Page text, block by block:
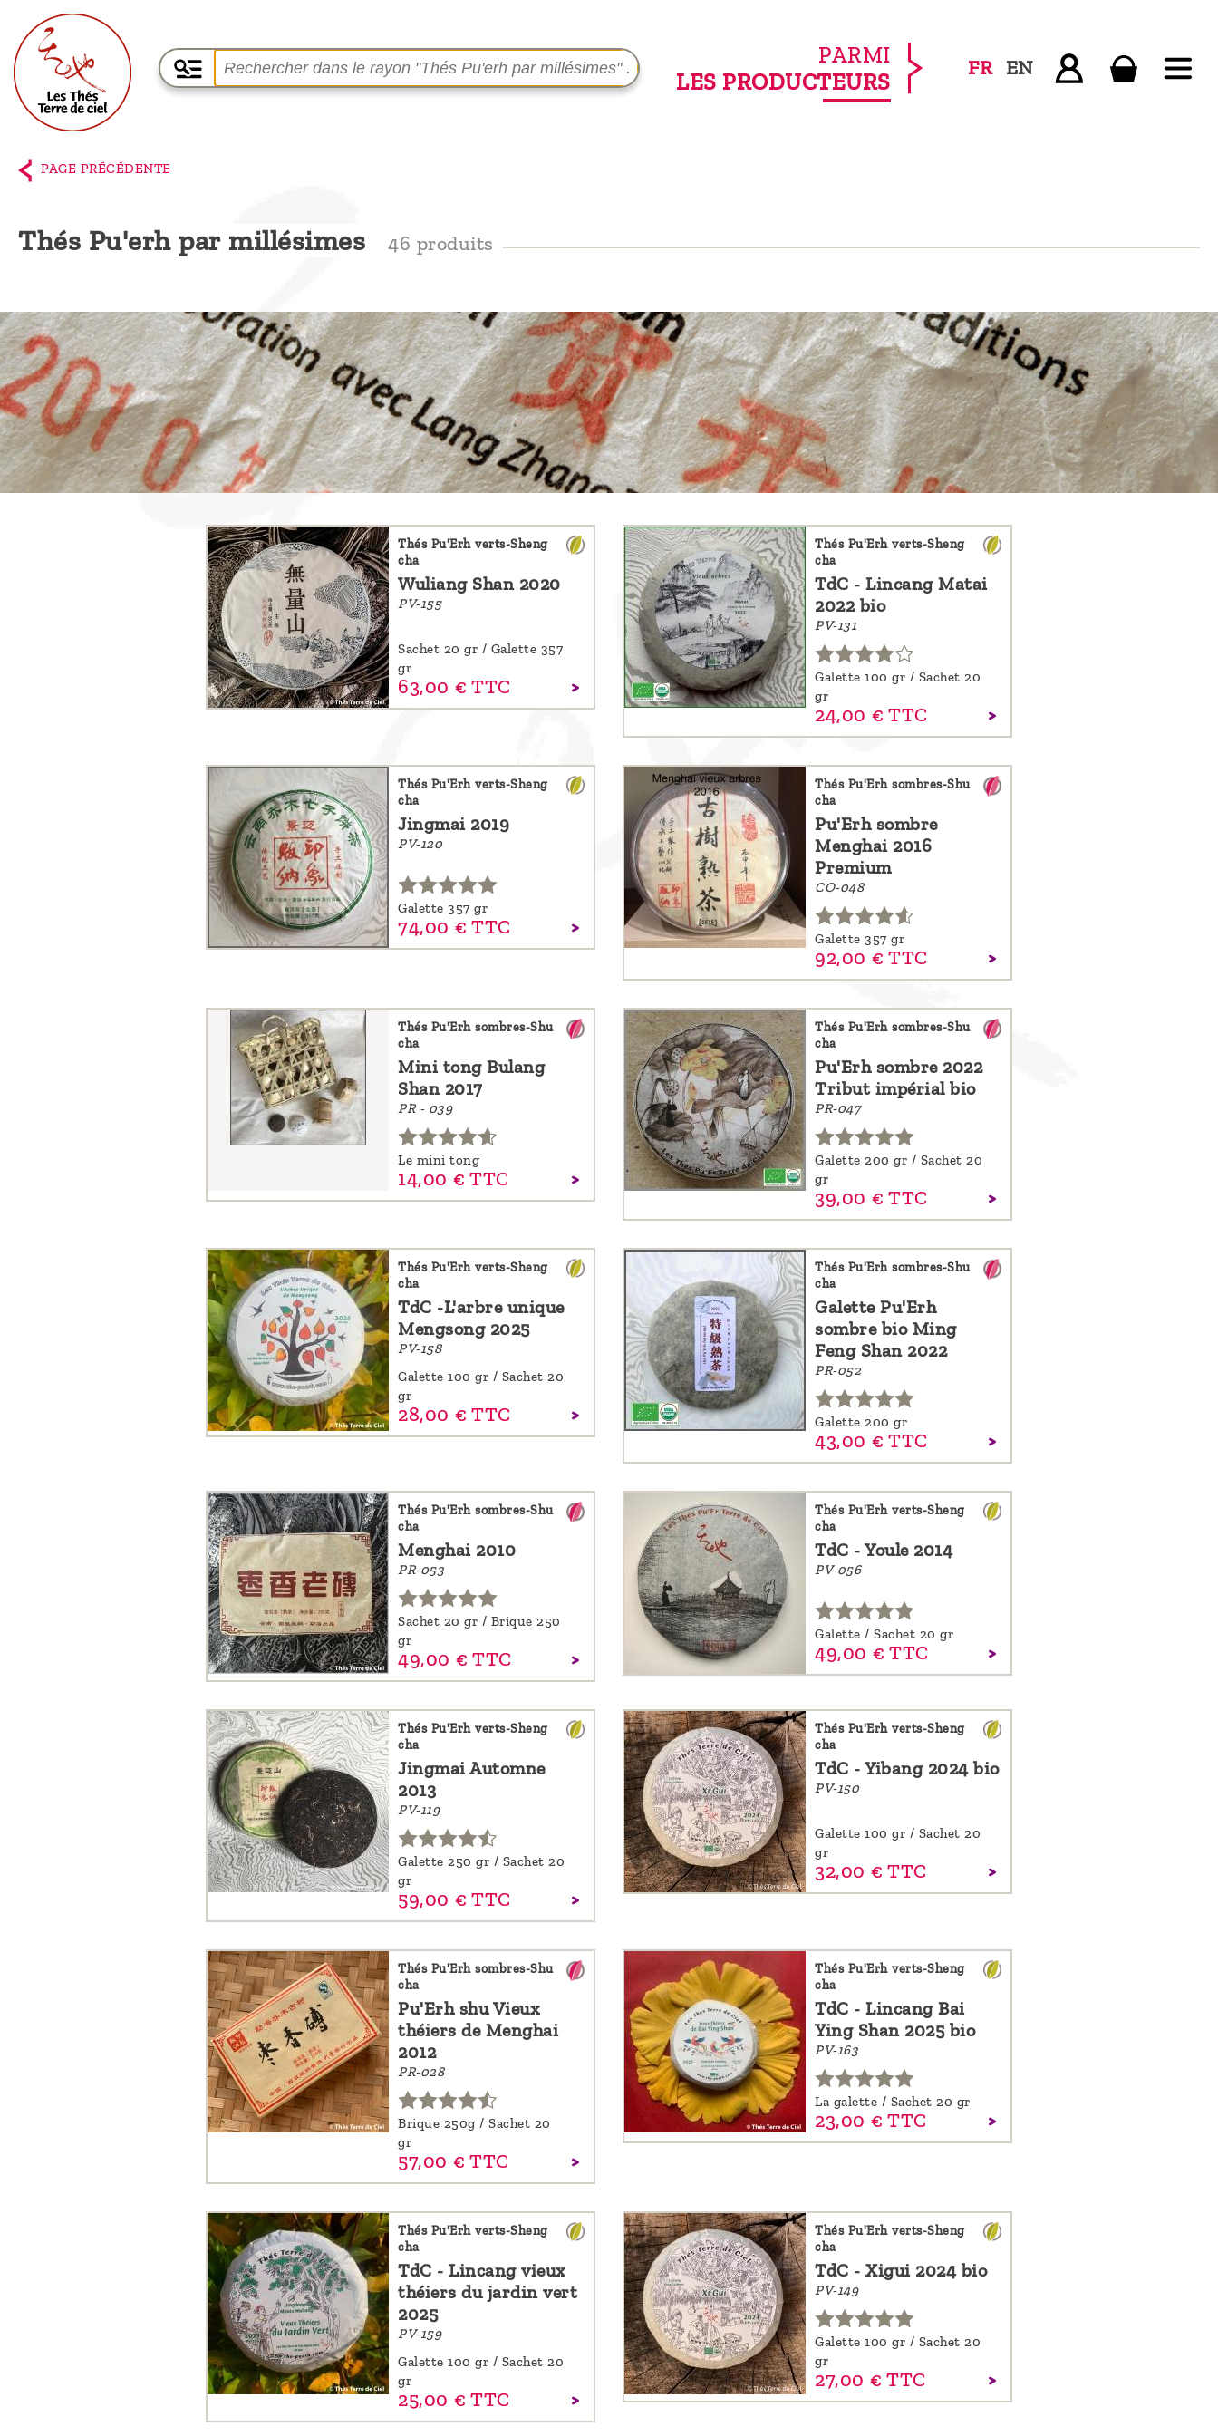
PARMI
LES PRODUCTEURS
FR EN
Accueil
La
Terre de
Ciel
producteurs,
le blog
Qui
sommes-
nous ?
Découvrir
PAGE PRÉCÉDENTE
Thés Pu'erh par millésimes 46 produits
Thés Pu'Erh verts-Sheng
cha
Wuliang Shan 2020
PV-155
Sachet 20 gr / Galette 357
gr
63,00 € TTC
Thés Pu'Erh verts-Sheng
cha
TdC - Lincang Matai
2022 bio
PV-131
Galette 100 gr / Sachet 20
gr
24,00 € TTC
Thés Pu'Erh verts-Sheng
cha
Jingmai 2019
PV-120
Galette 357 gr
74,00 € TTC
Thés Pu'Erh sombres-Shu
cha
Pu'Erh sombre
Menghai 2016
Premium
CO-048
Galette 357 gr
92,00 € TTC
Thés Pu'Erh sombres-Shu
cha
Mini tong Bulang
Shan 2017
PR - 039
Le mini tong
14,00 € TTC
Thés Pu'Erh sombres-Shu
cha
Pu'Erh sombre 2022
Tribut impérial bio
PR-047
Galette 200 gr / Sachet 20
gr
39,00 € TTC
Thés Pu'Erh verts-Sheng
cha
TdC -L'arbre unique
Mengsong 2025
PV-158
Galette 100 gr / Sachet 20
gr
28,00 € TTC
Thés Pu'Erh sombres-Shu
cha
Galette Pu'Erh
sombre bio Ming
Feng Shan 2022
PR-052
Galette 200 gr
43,00 € TTC
Thés Pu'Erh sombres-Shu
cha
Menghai 2010
PR-053
Sachet 20 gr / Brique 250
gr
49,00 € TTC
Thés Pu'Erh verts-Sheng
cha
TdC - Youle 2014
PV-056
Galette / Sachet 20 gr
49,00 € TTC
Thés Pu'Erh verts-Sheng
cha
Jingmai Automne
2013
PV-119
Galette 250 gr / Sachet 20
gr
59,00 € TTC
Thés Pu'Erh verts-Sheng
cha
TdC - Yibang 2024 bio
PV-150
Galette 100 gr / Sachet 20
gr
32,00 € TTC
Thés Pu'Erh sombres-Shu
cha
Pu'Erh shu Vieux
théiers de Menghai
2012
PR-028
Brique 250g / Sachet 20
gr
57,00 € TTC
Thés Pu'Erh verts-Sheng
cha
TdC - Lincang Bai
Ying Shan 2025 bio
PV-163
La galette / Sachet 20 gr
23,00 € TTC
Thés Pu'Erh verts-Sheng
cha
TdC - Lincang vieux
théiers du jardin vert
2025
PV-159
Galette 100 gr / Sachet 20
gr
25,00 € TTC
Thés Pu'Erh verts-Sheng
cha
TdC - Xigui 2024 bio
PV-149
Galette 100 gr / Sachet 20
gr
27,00 € TTC